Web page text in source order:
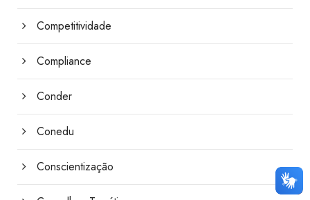
Competitividade
Compliance
Conder
Conedu
Conscientização